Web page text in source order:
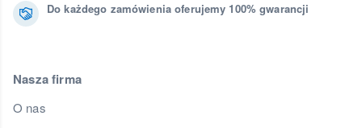
Do każdego zamówienia oferujemy 100% gwarancji
Nasza firma
O nas